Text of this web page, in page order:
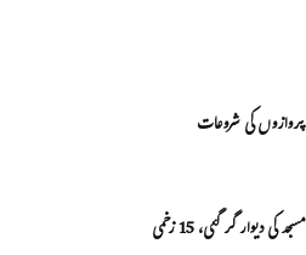
دیوار گر گئی، 15 زخمی